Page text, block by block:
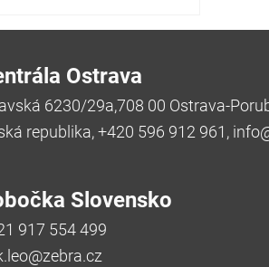
Ostrava
6230/29a,708 00 Ostrava-
republika, +420 596 912 961,
Slovensko
917 554 499